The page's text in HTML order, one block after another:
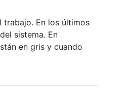
En los últimos
sistema. En
en gris y cuando